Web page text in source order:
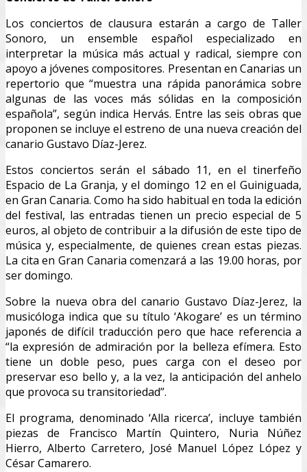
Los conciertos de clausura estarán a cargo de Taller
Sonoro, un ensemble español especializado en
interpretar la música más actual y radical, siempre con
apoyo a jóvenes compositores. Presentan en Canarias un
repertorio que “muestra una rápida panorámica sobre
algunas de las voces más sólidas en la composición
española”, según indica Hervás. Entre las seis obras que
proponen se incluye el estreno de una nueva creación del
canario Gustavo Díaz-Jerez.
Estos conciertos serán el sábado 11, en el tinerfeño
Espacio de La Granja, y el domingo 12 en el Guiniguada,
en Gran Canaria. Como ha sido habitual en toda la edición
del festival, las entradas tienen un precio especial de 5
euros, al objeto de contribuir a la difusión de este tipo de
música y, especialmente, de quienes crean estas piezas.
La cita en Gran Canaria comenzará a las 19.00 horas, por
ser domingo.
Sobre la nueva obra del canario Gustavo Díaz-Jerez, la
musicóloga indica que su título ‘Akogare’ es un término
japonés de difícil traducción pero que hace referencia a
“la expresión de admiración por la belleza efímera. Esto
tiene un doble peso, pues carga con el deseo por
preservar eso bello y, a la vez, la anticipación del anhelo
que provoca su transitoriedad”.
El programa, denominado ‘Alla ricerca’, incluye también
piezas de Francisco Martín Quintero, Nuria Núñez
Hierro, Alberto Carretero, José Manuel López López y
César Camarero.